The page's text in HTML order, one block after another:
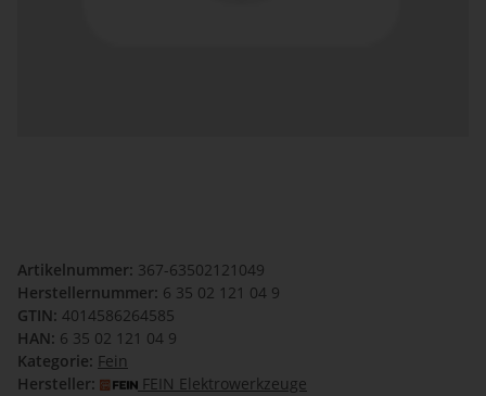
Artikelnummer: 367-63502121049
Herstellernummer: 6 35 02 121 04 9
GTIN: 4014586264585
HAN: 6 35 02 121 04 9
Kategorie: Fein
Hersteller:
FEIN Elektrowerkzeuge